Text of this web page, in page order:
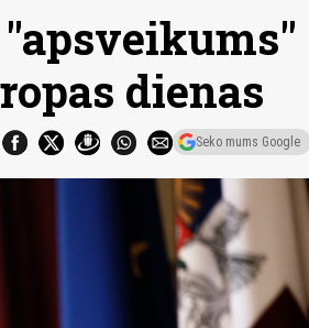
dienas
Seko mums Google